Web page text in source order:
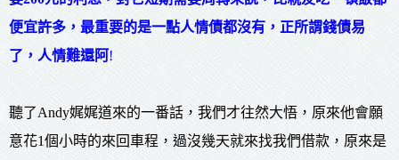
便宜許多，最重要的是一點人情債都沒有，正所謂錢債易
了，人情難還阿!
聽了Andy娓娓道來的一番話，我們才往然大悟，原來他會願
意花1個小時的來回車程，過沒幾天就來找我們借款，原來是